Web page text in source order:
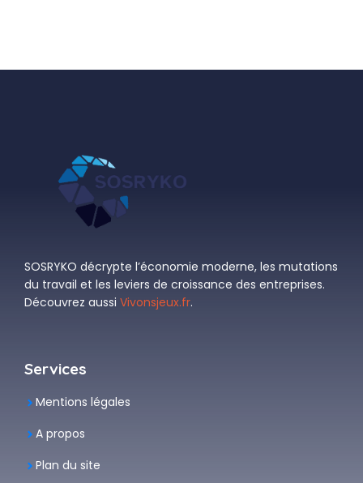
SOSRYKO décrypte l’économie moderne, les mutations
du travail et les leviers de croissance des entreprises.
Découvrez aussi Vivonsjeux.fr.
Services
Mentions légales
A propos
Plan du site